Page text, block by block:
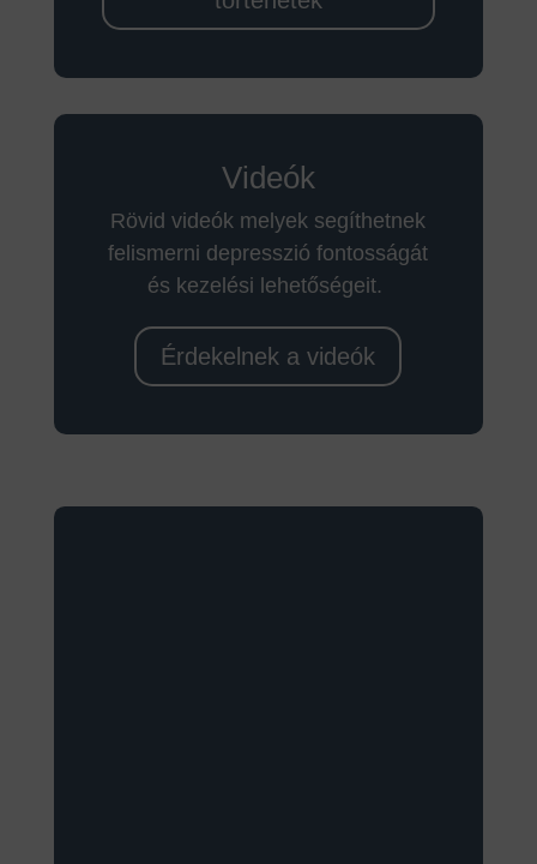
Videók
Rövid videók melyek segíthetnek
felismerni depresszió fontosságát
és kezelési lehetőségeit.
Érdekelnek a videók